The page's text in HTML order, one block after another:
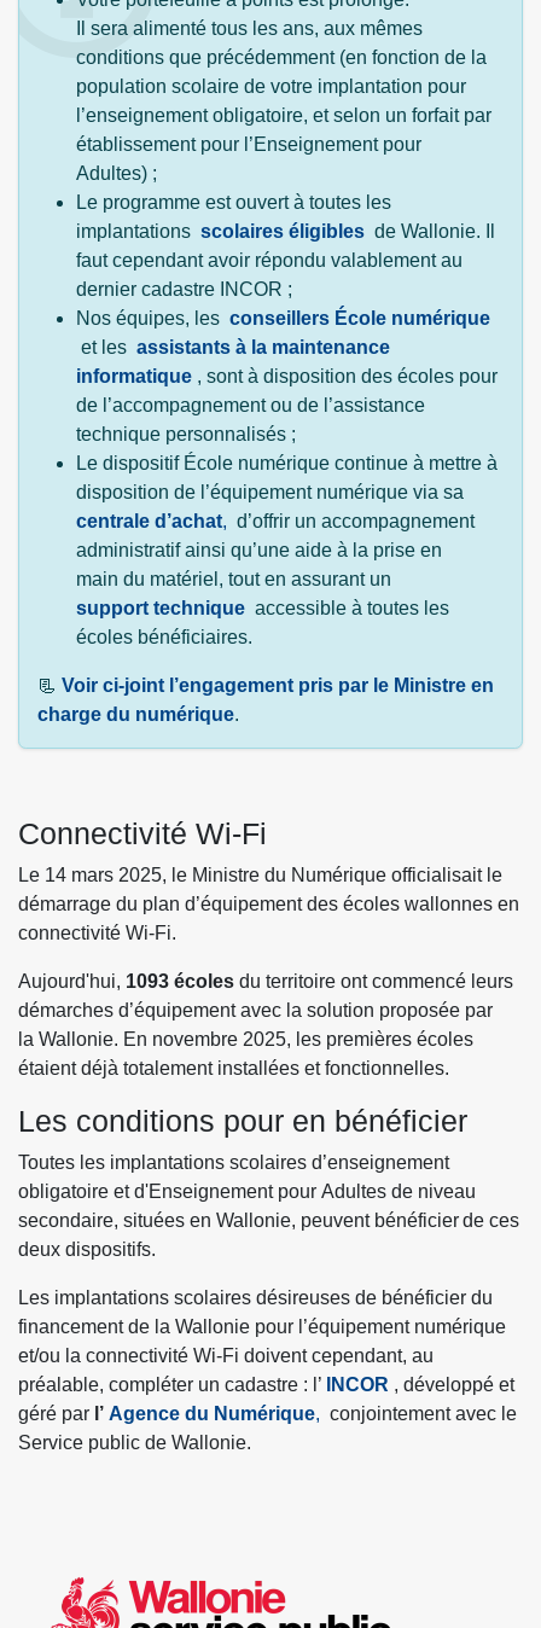
Il sera alimenté tous les ans, aux mêmes
conditions que précédemment (en fonction de la
population scolaire de votre implantation pour
l’enseignement obligatoire, et selon un forfait par
établissement pour l’Enseignement pour
Adultes) ;
Le programme est ouvert à toutes les
implantations scolaires éligibles de Wallonie. Il
faut cependant avoir répondu valablement au
dernier cadastre INCOR ;
Nos équipes, les conseillers École numérique
et les assistants à la maintenance
informatique , sont à disposition des écoles pour
de l’accompagnement ou de l’assistance
technique personnalisés ;
Le dispositif École numérique continue à mettre à
disposition de l’équipement numérique via sa
centrale d’achat, d’offrir un accompagnement
administratif ainsi qu’une aide à la prise en
main du matériel, tout en assurant un
support technique accessible à toutes les
écoles bénéficiaires.
📃 Voir ci-joint l’engagement pris par le Ministre en
charge du numérique.
Connectivité Wi-Fi
Le 14 mars 2025, le Ministre du Numérique officialisait le
démarrage du plan d’équipement des écoles wallonnes en
connectivité Wi-Fi.
Aujourd'hui, 1093 écoles du territoire ont commencé leurs
démarches d’équipement avec la solution proposée par
la Wallonie. En novembre 2025, les premières écoles
étaient déjà totalement installées et fonctionnelles.
Les conditions pour en bénéficier
Toutes les implantations scolaires d’enseignement
obligatoire et d'Enseignement pour Adultes de niveau
secondaire, situées en Wallonie, peuvent bénéficier de ces
deux dispositifs.
Les implantations scolaires désireuses de bénéficier du
financement de la Wallonie pour l’équipement numérique
et/ou la connectivité Wi-Fi doivent cependant, au
préalable, compléter un cadastre : l’
INCOR , développé et
géré par l’ Agence du Numérique, conjointement avec le
Service public de Wallonie.